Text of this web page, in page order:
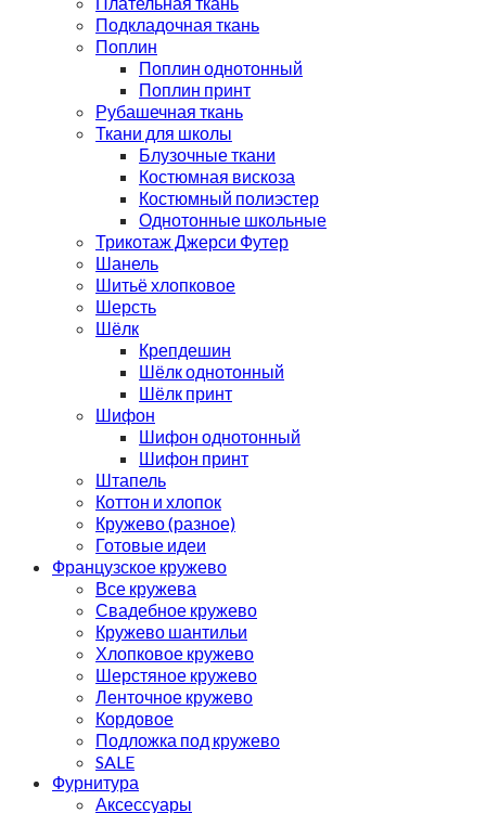
Подкладочная ткань
Поплин
Поплин однотонный
Поплин принт
Рубашечная ткань
Ткани для школы
Блузочные ткани
Костюмная вискоза
Костюмный полиэстер
Однотонные школьные
Трикотаж Джерси Футер
Шанель
Шитьё хлопковое
Шерсть
Шёлк
Крепдешин
Шёлк однотонный
Шёлк принт
Шифон
Шифон однотонный
Шифон принт
Штапель
Коттон и хлопок
Кружево (разное)
Готовые идеи
Французское кружево
Все кружева
Свадебное кружево
Кружево шантильи
Хлопковое кружево
Шерстяное кружево
Ленточное кружево
Кордовое
Подложка под кружево
SALE
Фурнитура
Аксессуары